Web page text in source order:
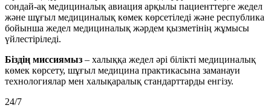
сондай-ақ медициналық авиация арқылы пациенттерге жедел
және шұғыл медициналық көмек көрсетіледі және республика
бойынша жедел медициналық жәрдем қызметінің жұмысы
үйлестіріледі.
Біздің миссиямыз – халыққа жедел әрі білікті медициналық
көмек көрсету, шұғыл медицина практикасына заманауи
технологиялар мен халықаралық стандарттарды енгізу.
24/7